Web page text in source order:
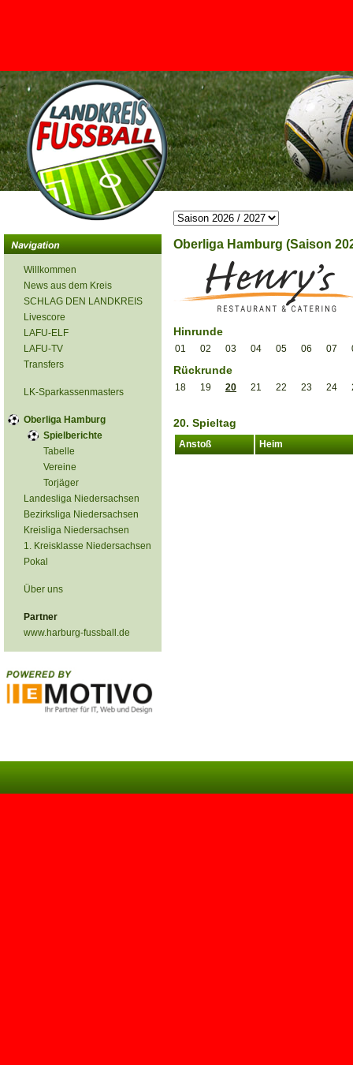
<
Willkommen
News aus dem Kreis
SCHLAG DEN LANDKREIS
Livescore
LAFU-ELF
LAFU-TV
Transfers
LK-Sparkassenmasters
Oberliga Hamburg
Spielberichte
Tabelle
Vereine
Torjäger
Landesliga Niedersachsen
Bezirksliga Niedersachsen
Kreisliga Niedersachsen
1. Kreisklasse Niedersachsen
Pokal
Über uns
Partner
www.harburg-fussball.de
Oberliga Hamburg (Saison
Hinrunde
01 02 03 04 05 06 07
Rückrunde
18 19 20 21 22 23 24
20. Spieltag
Anstoß Heim